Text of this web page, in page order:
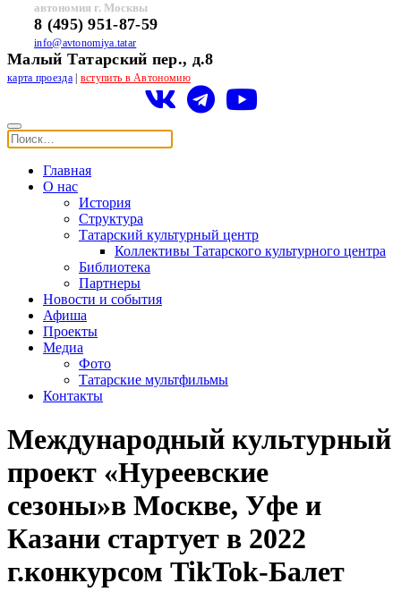
автономия г. Москвы
8 (495) 951-87-59
info@avtonomiya.tatar
Малый Татарский пер., д.8
карта проезда| вступить в Автономию
Главная
О нас
История
Структура
Татарский культурный центр
Коллективы Татарского культурного центра
Библиотека
Партнеры
Новости и события
Афиша
Проекты
Медиа
Фото
Татарские мультфильмы
Контакты
Международный культурный
проект «Нуреевские
сезоны»в Москве, Уфе и
Казани стартует в 2022
г.конкурсом TikTok-Балет